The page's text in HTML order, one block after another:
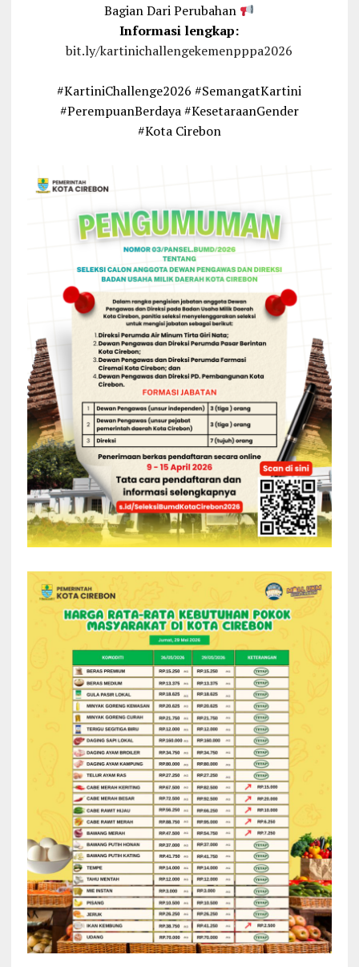
Bagian Dari Perubahan
Informasi lengkap:
bit.ly/kartinichallengekemenpppa2026
#KartiniChallenge2026 #SemangatKartini
#PerempuanBerdaya #KesetaraanGender
#Kota Cirebon